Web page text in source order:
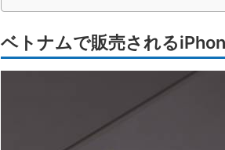
ベトナムで販売される